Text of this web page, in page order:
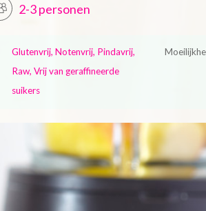
2-3 personen
Glutenvrij, Notenvrij, Pindavrij,
Raw, Vrij van geraffineerde
suikers